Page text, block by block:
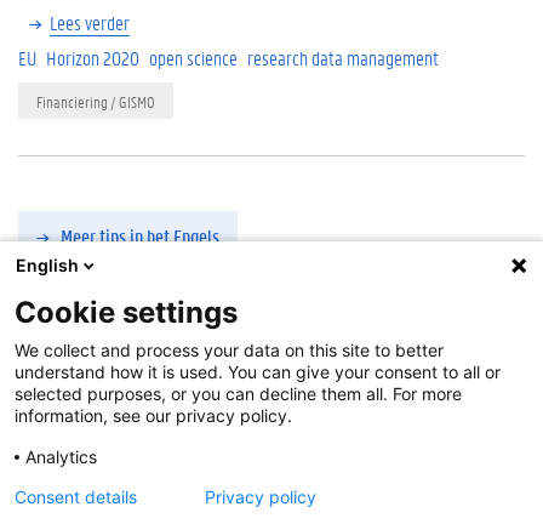
Lees verder
EU Horizon 2020 open science research data management
Financiering / GISMO
Meer tips in het Engels
Tags
a
c
a
e
m
Over deze site
Disclaimer
Cookies
Toegankelijkheid
English
Cookie settings
We collect and process your data on this site to better
understand how it is used. You can give your consent to all or
selected purposes, or you can decline them all. For more
information, see our privacy policy.
Analytics
Consent details
Privacy policy